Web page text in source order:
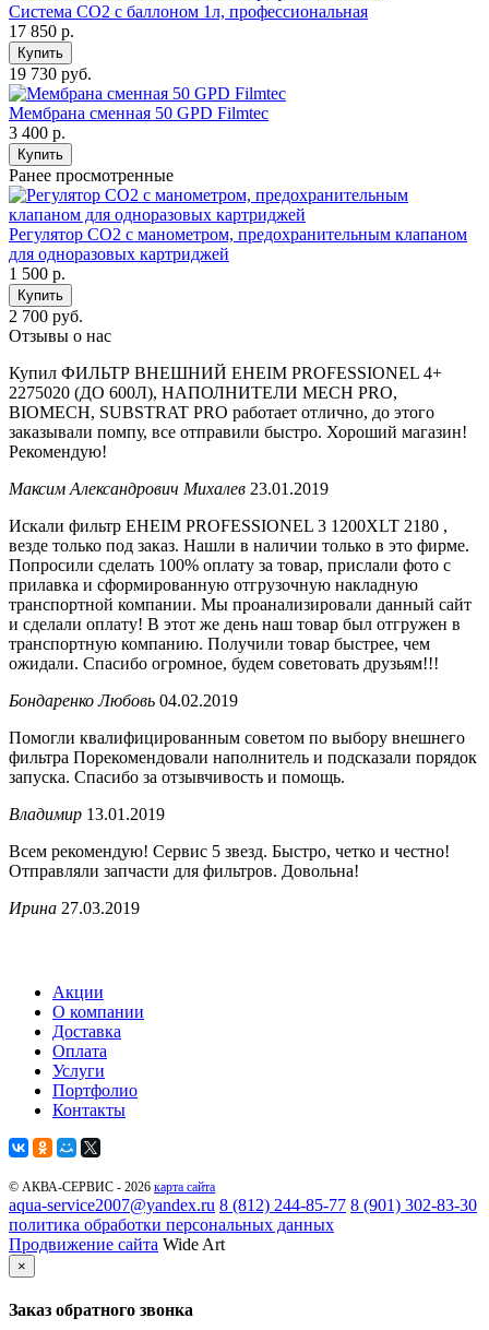
Система СО2 с баллоном 1л, профессиональная
17 850 р.
Купить
19 730 руб.
Мембрана сменная 50 GPD Filmtec
3 400 р.
Купить
Ранее просмотренные
Регулятор СО2 с манометром, предохранительным клапаном
для одноразовых картриджей
1 500 р.
Купить
2 700 руб.
Отзывы о нас
Купил ФИЛЬТР ВНЕШНИЙ EHEIM PROFESSIONEL 4+
2275020 (ДО 600Л), НАПОЛНИТЕЛИ MECH PRO,
BIOMECH, SUBSTRAT PRO работает отлично, до этого
заказывали помпу, все отправили быстро. Хороший магазин!
Рекомендую!
Максим Александрович Михалев 23.01.2019
Искали фильтр EHEIM PROFESSIONEL 3 1200XLT 2180 ,
везде только под заказ. Нашли в наличии только в это фирме.
Попросили сделать 100% оплату за товар, прислали фото с
прилавка и сформированную отгрузочную накладную
транспортной компании. Мы проанализировали данный сайт
и сделали оплату! В этот же день наш товар был отгружен в
транспортную компанию. Получили товар быстрее, чем
ожидали. Спасибо огромное, будем советовать друзьям!!!
Бондаренко Любовь 04.02.2019
Помогли квалифицированным советом по выбору внешнего
фильтра Порекомендовали наполнитель и подсказали порядок
запуска. Спасибо за отзывчивость и помощь.
Владимир 13.01.2019
Всем рекомендую! Сервис 5 звезд. Быстро, четко и честно!
Отправляли запчасти для фильтров. Довольна!
Ирина 27.03.2019
Акции
О компании
Доставка
Оплата
Услуги
Портфолио
Контакты
© АКВА-СЕРВИС - 2026 карта сайта
aqua-service2007@yandex.ru 8 (812) 244-85-77 8 (901) 302-83-30
политика обработки персональных данных
Продвижение сайта Wide Art
×
Заказ обратного звонка